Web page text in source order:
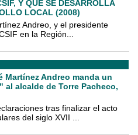
Y QUE SE DESARROLLA
LOCAL (2008)
Andreo, y el presidente
en la Región...
Martínez Andreo manda un
al alcalde de Torre Pacheco,
tras finalizar el acto
del siglo XVII ...